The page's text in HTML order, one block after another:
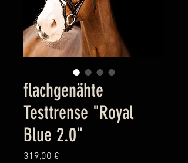
flachgenähte
Testtrense "Royal
Blue 2.0"
319,00 €